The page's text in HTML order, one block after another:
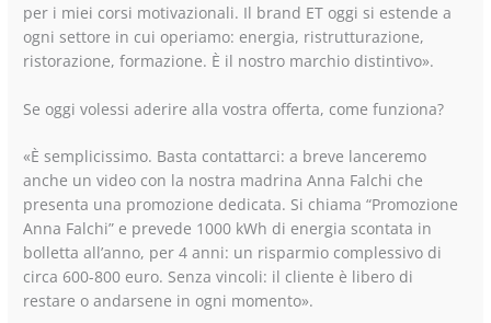
per i miei corsi motivazionali. Il brand ET oggi si estende a
ogni settore in cui operiamo: energia, ristrutturazione,
ristorazione, formazione. È il nostro marchio distintivo».
Se oggi volessi aderire alla vostra offerta, come funziona?
«È semplicissimo. Basta contattarci: a breve lanceremo
anche un video con la nostra madrina Anna Falchi che
presenta una promozione dedicata. Si chiama “Promozione
Anna Falchi” e prevede 1000 kWh di energia scontata in
bolletta all’anno, per 4 anni: un risparmio complessivo di
circa 600-800 euro. Senza vincoli: il cliente è libero di
restare o andarsene in ogni momento».